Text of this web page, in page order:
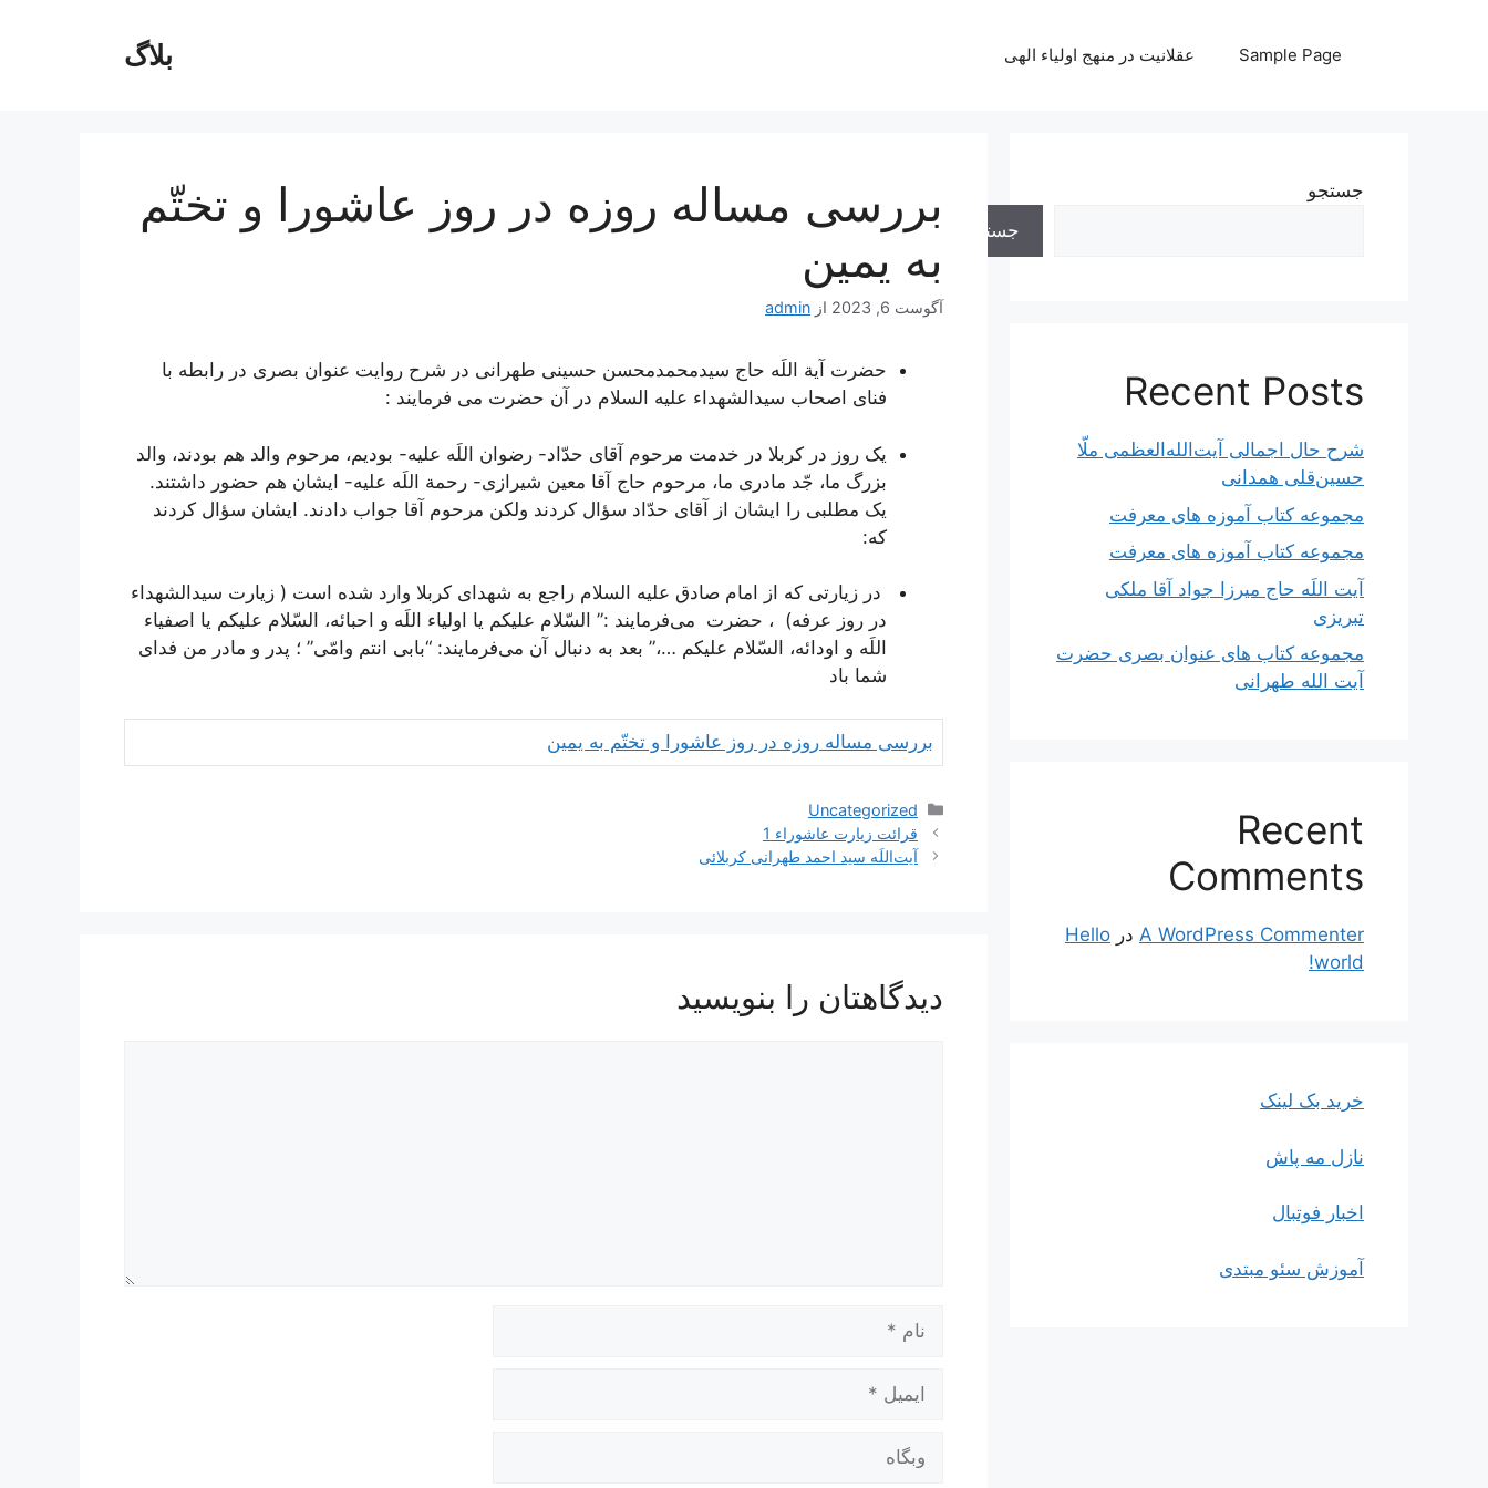
بلاگ Sample Page عقلانیت در منهج اولیاء الهی
بررسی مساله روزه در روز عاشورا و تختّم
به یمین
آگوست 6, 2023 از admin
حضرت آیة اللَه حاج سیدمحمدمحسن حسینی طهرانی در شرح روایت عنوان بصری در رابطه با
فنای اصحاب سیدالشهداء علیه السلام در آن حضرت می فرمایند :
یک روز در کربلا در خدمت مرحوم آقاى حدّاد- رضوان اللَه علیه- بودیم، مرحوم والد هم بودند، والد
بزرگ ما، جّد مادرى ما، مرحوم حاج آقا معین شیرازى- رحمة اللَه علیه- ایشان هم حضور داشتند.
یک مطلبى را ایشان از آقاى حدّاد سؤال کردند ولکن مرحوم آقا جواب دادند. ایشان سؤال کردند
که:
در زیارتی که از امام صادق علیه السلام راجع به شهداى کربلا وارد شده است ( زیارت سیدالشهداء
در روز عرفه) ، حضرت می‌فرمایند :” السّلام علیکم یا اولیاء اللَه و احبائه، السّلام علیکم یا اصفیاء
اللَه و اودائه، السّلام علیکم …،” بعد به دنبال آن مى‌فرمایند: “بابى انتم وامّى” ؛ پدر و مادر من فداى
شما باد
بررسی مساله روزه در روز عاشورا و تختّم به یمین
دسته‌ها
Uncategorized
ناوبری
نوشته‌ها
قرائت زیارت عاشوراء 1
آیت‌اللَه سید احمد طهرانی کربلائی
دیدگاهتان را بنویسید
وبگاه
جستجو
جستجو
Recent Posts
شرح حال اجمالی آیت‌الله‌العظمی ملّا
حسین‌قلی همدانی
مجموعه کتاب آموزه های معرفت
مجموعه کتاب آموزه های معرفت
آیت اللَه حاج میرزا جواد آقا ملکی
تبریزی
مجموعه کتاب های عنوان بصری حضرت
آیت الله طهرانی
Recent
Comments
A WordPress Commenter در Hello
world!
خرید بک لینک
نازل مه پاش
اخبار فوتبال
آموزش سئو مبتدی